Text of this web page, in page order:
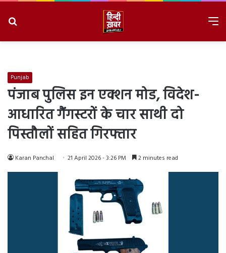
Punjab
पंजाब पुलिस इन एक्शन मोड, विदेश-
आधारित गैंगस्टरों के चार साथी दो
पिस्तौलों सहित गिरफ्तार
Karan Panchal 21 April 2026 - 3:26 PM 2 minutes read